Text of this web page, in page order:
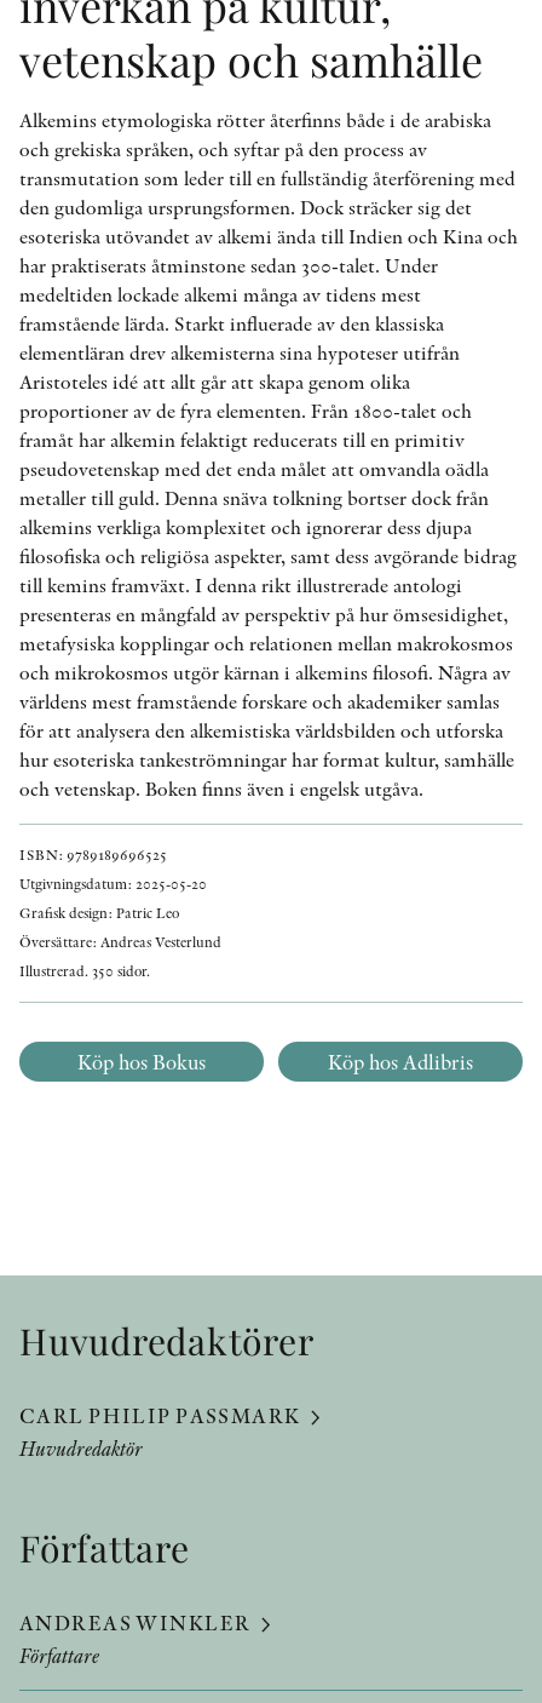
vetenskap och samhälle
Alkemins etymologiska rötter återfinns både i de arabiska
och grekiska språken, och syftar på den process av
transmutation som leder till en fullständig återförening med
den gudomliga ursprungsformen. Dock sträcker sig det
esoteriska utövandet av alkemi ända till Indien och Kina och
har praktiserats åtminstone sedan 300-talet. Under
medeltiden lockade alkemi många av tidens mest
framstående lärda. Starkt influerade av den klassiska
elementläran drev alkemisterna sina hypoteser utifrån
Aristoteles idé att allt går att skapa genom olika
proportioner av de fyra elementen. Från 1800-talet och
framåt har alkemin felaktigt reducerats till en primitiv
pseudovetenskap med det enda målet att omvandla oädla
metaller till guld. Denna snäva tolkning bortser dock från
alkemins verkliga komplexitet och ignorerar dess djupa
filosofiska och religiösa aspekter, samt dess avgörande bidrag
till kemins framväxt. I denna rikt illustrerade antologi
presenteras en mångfald av perspektiv på hur ömsesidighet,
metafysiska kopplingar och relationen mellan makrokosmos
och mikrokosmos utgör kärnan i alkemins filosofi. Några av
världens mest framstående forskare och akademiker samlas
för att analysera den alkemistiska världsbilden och utforska
hur esoteriska tankeströmningar har format kultur, samhälle
och vetenskap. Boken finns även i engelsk utgåva.
ISBN: 9789189696525
Utgivningsdatum: 2025-05-20
Grafisk design: Patric Leo
Översättare: Andreas Vesterlund
Illustrerad. 350 sidor.
Köp hos Bokus Köp hos Adlibris
Huvudredaktörer
CARL PHILIP PASSMARK
Huvudredaktör
Författare
ANDREAS WINKLER
Författare